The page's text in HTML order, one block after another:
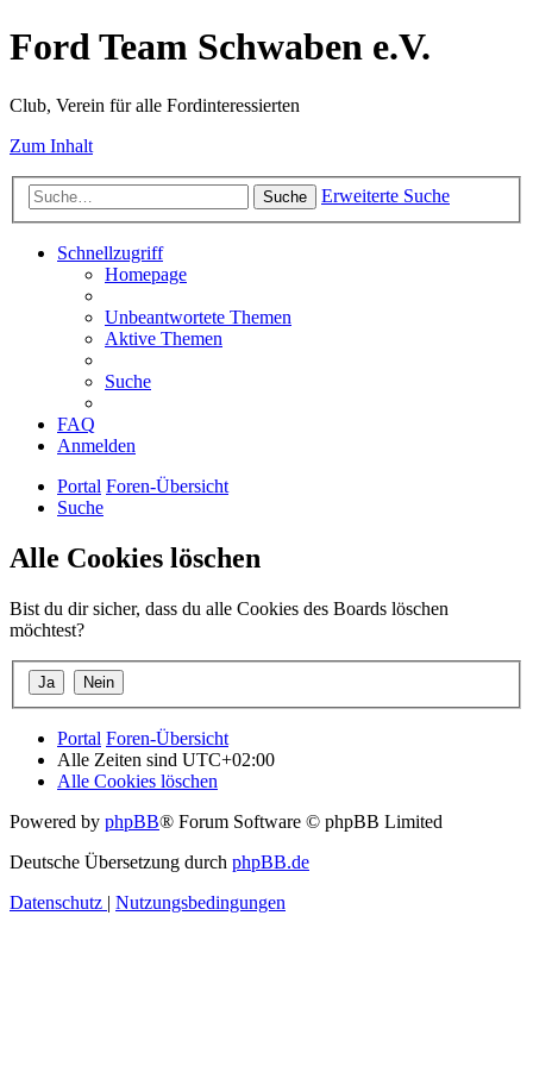
Ford Team Schwaben e.V.
Club, Verein für alle Fordinteressierten
Zum Inhalt
Suche Erweiterte Suche
Schnellzugriff
Homepage
Unbeantwortete Themen
Aktive Themen
Suche
FAQ
Anmelden
Portal Foren-Übersicht
Suche
Alle Cookies löschen
Bist du dir sicher, dass du alle Cookies des Boards löschen
möchtest?
Portal Foren-Übersicht
Alle Zeiten sind UTC+02:00
Alle Cookies löschen
Powered by phpBB® Forum Software © phpBB Limited
Deutsche Übersetzung durch phpBB.de
Datenschutz | Nutzungsbedingungen